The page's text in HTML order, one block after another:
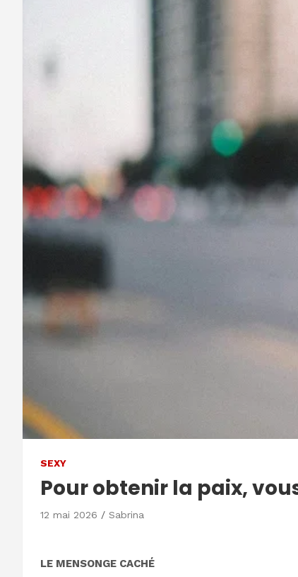
SEXY
Pour obtenir la paix,
12 mai 2026 Sabrina
LE MENSONGE CACHÉ